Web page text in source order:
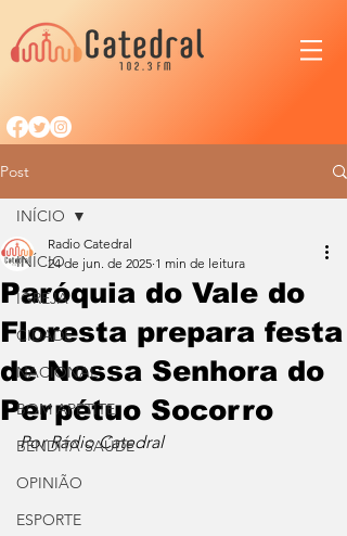
Post
INÍCIO
IGREJA
CIDADE
NACIONAL
BOM APETITE
BENDITA SAÚDE
OPINIÃO
ESPORTE
INÍCIO
Paróquia do Vale do
Floresta prepara festa
de Nossa Senhora do
Perpétuo Socorro
Radio Catedral
24 de jun. de 2025 1 min de leitura
Por Rádio Catedral